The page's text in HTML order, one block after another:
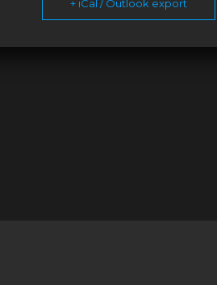
+ iCal / Outlook export